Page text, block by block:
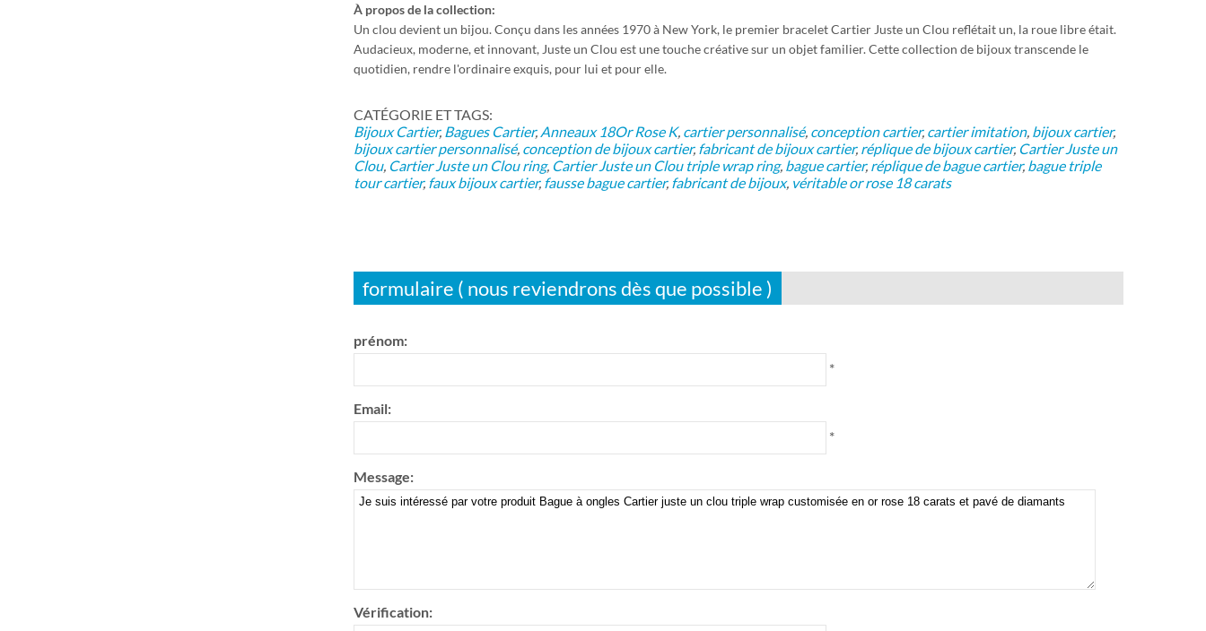
À propos de la collection:
Un clou devient un bijou. Conçu dans les années 1970 à New York, le premier bracelet Cartier Juste un Clou reflétait un, la roue libre était.
Audacieux, moderne, et innovant, Juste un Clou est une touche créative sur un objet familier. Cette collection de bijoux transcende le
quotidien, rendre l'ordinaire exquis, pour lui et pour elle.
CATÉGORIE ET ​​TAGS:
Bijoux Cartier, Bagues Cartier, Anneaux 18Or Rose K, cartier personnalisé, conception cartier, cartier imitation, bijoux cartier,
bijoux cartier personnalisé, conception de bijoux cartier, fabricant de bijoux cartier, réplique de bijoux cartier, Cartier Juste un
Clou, Cartier Juste un Clou ring, Cartier Juste un Clou triple wrap ring, bague cartier, réplique de bague cartier, bague triple
tour cartier, faux bijoux cartier, fausse bague cartier, fabricant de bijoux, véritable or rose 18 carats
formulaire ( nous reviendrons dès que possible )
prénom:
*
Email:
*
Message:
Vérification: